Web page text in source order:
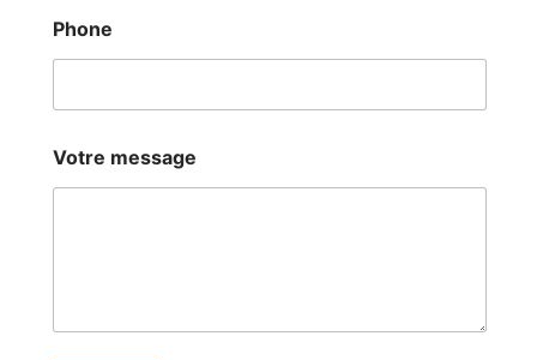
t
P
h
n
Phone
Votre message